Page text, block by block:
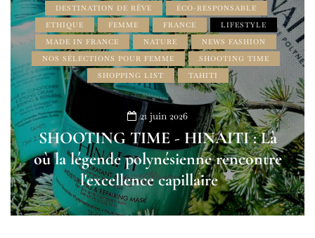
DESTINATION DE RÊVE
ÉCO-RESPONSABLE
ETHIQUE
FEMME FRANCE
LIFESTYLE
MADE IN FRANCE
NATURE
NEWS FASHION
NOS SÉLECTIONS POUR FEMME
SHOOTING TIME
SHOPPING LIST
TAHITI
21 juin 2026
SHOOTING TIME - HINAITI : Là
où la légende polynésienne rencontre
l'excellence capillaire